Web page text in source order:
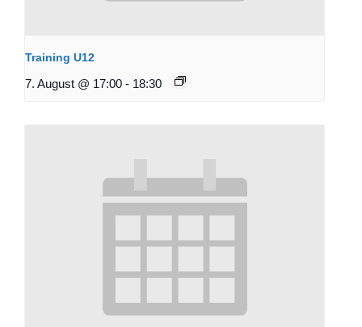
Training U12
7. August @ 17:00 - 18:30